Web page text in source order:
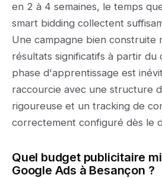
en 2 à 4 semaines, le temps
smart bidding collectent
Une campagne bien construite
résultats significatifs à partir du
phase d'apprentissage est
raccourcie avec une structure
rigoureuse et un tracking de
correctement configuré dès le
Quel budget publicitaire
Google Ads à Besançon ?